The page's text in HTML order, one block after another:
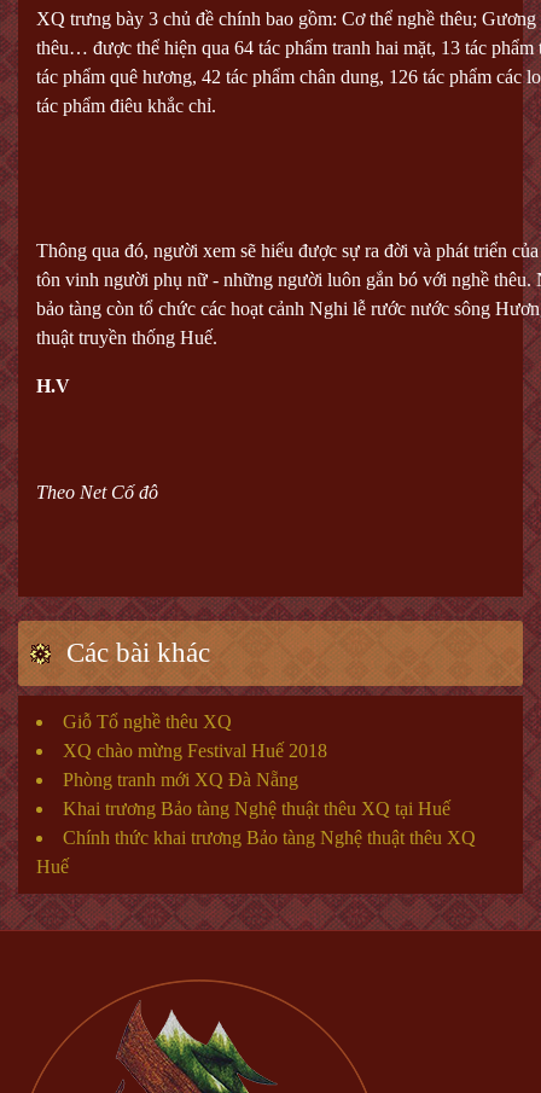
XQ trưng bày 3 chủ đề chính bao gồm: Cơ thể nghề thêu;
thêu… được thể hiện qua 64 tác phẩm tranh hai mặt, 13 tác
tác phẩm quê hương, 42 tác phẩm chân dung, 126 tác phẩm các
tác phẩm điêu khắc chỉ.
Thông qua đó, người xem sẽ hiểu được sự ra đời và phát triển
tôn vinh người phụ nữ - những người luôn gắn bó với nghề thêu.
bảo tàng còn tổ chức các hoạt cảnh Nghi lễ rước nước sông
thuật truyền thống Huế.
H.V
Theo Net Cố đô
Các bài khác
Giỗ Tổ nghề thêu XQ
XQ chào mừng Festival Huế 2018
Phòng tranh mới XQ Đà Nẵng
Khai trương Bảo tàng Nghệ thuật thêu XQ tại Huế
Chính thức khai trương Bảo tàng Nghệ thuật thêu XQ
Huế